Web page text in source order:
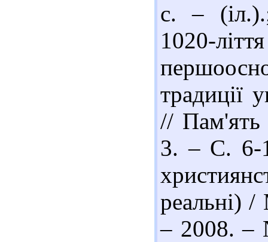
с. –
1020-
традиції
// Пам'ять
3. – С. 6-
реальні)
– 2008. –